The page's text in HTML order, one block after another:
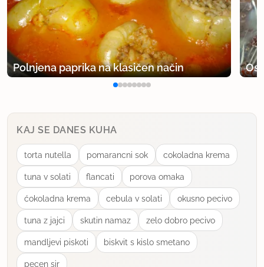
Polnjena paprika na klasičen način
KAJ SE DANES KUHA
torta nutella pomarancni sok cokoladna krema
tuna v solati flancati porova omaka
ćokoladna krema cebula v solati okusno pecivo
tuna z jajci skutin namaz zelo dobro pecivo
mandljevi piskoti biskvit s kislo smetano
pecen sir